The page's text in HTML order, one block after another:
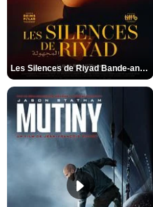
Les Silences de Riyad Bande-annonce VO STFR